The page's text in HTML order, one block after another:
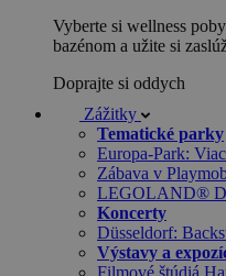
Vyberte si wellness
bazénom a užite si
Doprajte si oddych
Zážitky
Tematické parky
Europa-Park:
Zábava v
LEGOLAND®
Koncerty
Düsseldorf:
Výstavy a